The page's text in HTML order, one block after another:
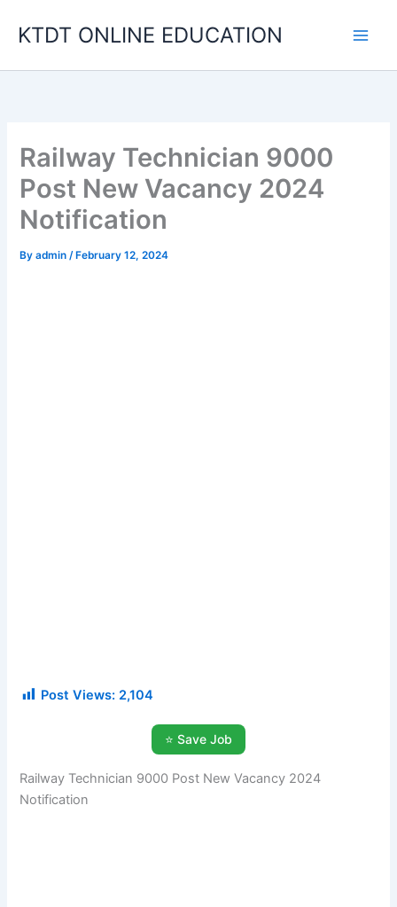
KTDT ONLINE EDUCATION
Railway Technician 9000
Post New Vacancy 2024
Notification
Byadmin/ February 12, 2024
Post Views: 2,104
⭐ Save Job
Railway Technician 9000 Post New Vacancy 2024
Notification